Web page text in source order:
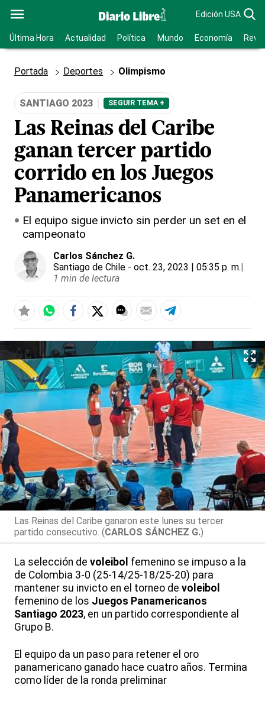
Edición USA
Última Hora Actualidad Política Mundo Economía
Portada Deportes Olimpismo
SANTIAGO 2023 SEGUIR TEMA +
Las Reinas del Caribe
ganan tercer partido
corrido en los Juegos
Panamericanos
El equipo sigue invicto sin perder un set en el
campeonato
Carlos Sánchez G.
Santiago de Chile - oct. 23, 2023 | 05:35 p. m.|
1 min de lectura
Las Reinas del Caribe ganaron este lunes su tercer
partido consecutivo. (CARLOS SÁNCHEZ G.)
La selección de voleibol femenino se impuso a la
de Colombia 3-0 (25-14/25-18/25-20) para
mantener su invicto en el torneo de voleibol
femenino de los Juegos Panamericanos
Santiago 2023, en un partido correspondiente al
Grupo B.
El equipo da un paso para retener el oro
panamericano ganado hace cuatro años. Termina
como líder de la ronda preliminar